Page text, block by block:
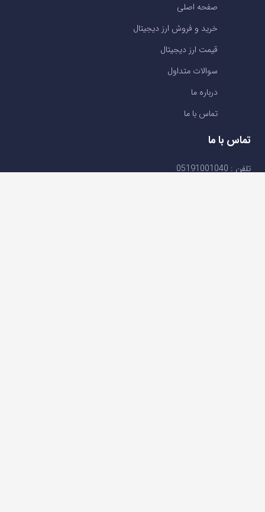
صفحه اصلی
خرید و فروش ارز دیجیتال
قیمت ارز دیجیتال
سوالات متداول
درباره ما
تماس با ما
تماس با ما
تلفن : 05191001040